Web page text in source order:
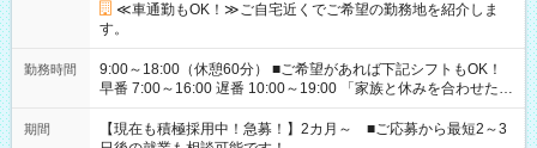
≪車通勤もOK！≫ご自宅近くでご希望の勤務地を紹介しま
す。
勤務時間
9:00～18:00（休憩60分） ■ご希望があれば下記シフトもOK！
早番 7:00～16:00 遅番 10:00～19:00 「家族と休みを合わせた
い」 「余裕を持って夕飯の準備がしたい」 「できれば残業はし
たくない」 など、ご希望を教えてくださいね。 ※Wワーク希望
期間
【現在も積極採用中！急募！】2カ月～ ■ご応募から最短2～3